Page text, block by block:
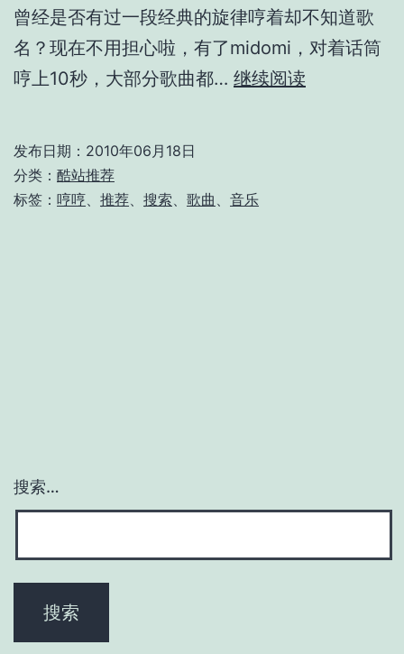
曾经是否有过一段经典的旋律哼着却不知道歌
名？现在不用担心啦，有了midomi，对着话筒
哼上10秒，大部分歌曲都… 继续阅读
发布日期： 2010年06月18日
分类： 酷站推荐
标签： 哼哼 推荐 搜索 歌曲 音乐
搜索…